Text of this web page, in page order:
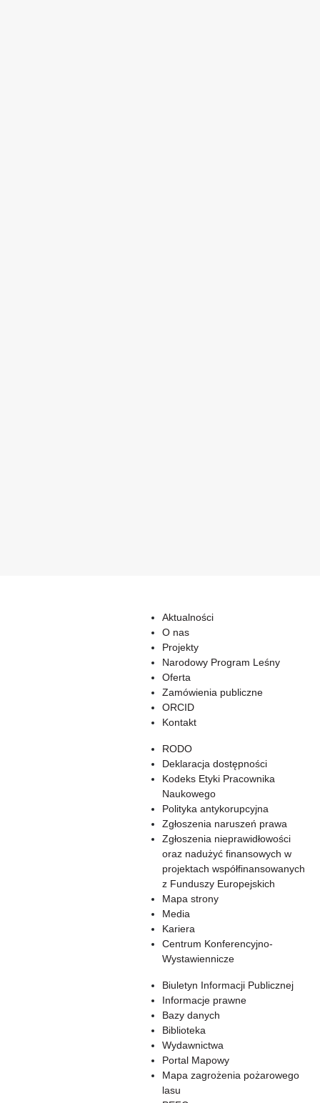
Aktualności
O nas
Projekty
Narodowy Program Leśny
Oferta
Zamówienia publiczne
ORCID
Kontakt
RODO
Deklaracja dostępności
Kodeks Etyki Pracownika
Naukowego
Polityka antykorupcyjna
Zgłoszenia naruszeń prawa
Zgłoszenia nieprawidłowości
oraz nadużyć finansowych w
projektach współfinansowanych
z Funduszy Europejskich
Mapa strony
Media
Kariera
Centrum Konferencyjno-
Wystawiennicze
Biuletyn Informacji Publicznej
Informacje prawne
Bazy danych
Biblioteka
Wydawnictwa
Portal Mapowy
Mapa zagrożenia pożarowego
lasu